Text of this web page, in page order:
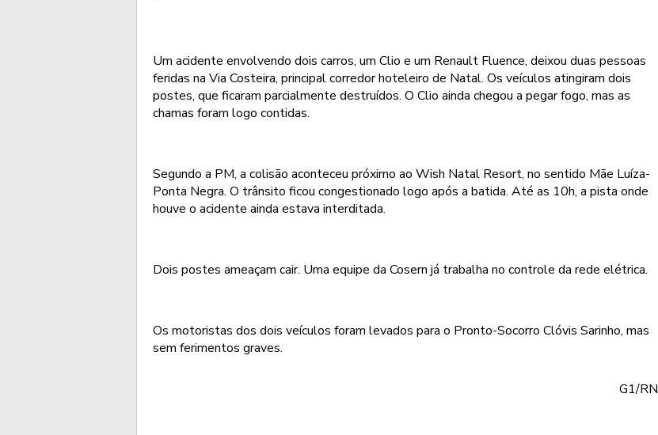
Um acidente envolvendo dois carros, um Clio e um Renault Fluence, deixou duas pessoas
feridas na Via Costeira, principal corredor hoteleiro de Natal. Os veículos atingiram dois
postes, que ficaram parcialmente destruídos. O Clio ainda chegou a pegar fogo, mas as
chamas foram logo contidas.
Segundo a PM, a colisão aconteceu próximo ao Wish Natal Resort, no sentido Mãe Luíza-
Ponta Negra. O trânsito ficou congestionado logo após a batida. Até as 10h, a pista onde
houve o acidente ainda estava interditada.
Dois postes ameaçam cair. Uma equipe da Cosern já trabalha no controle da rede elétrica.
Os motoristas dos dois veículos foram levados para o Pronto-Socorro Clóvis Sarinho, mas
sem ferimentos graves.
G1/RN